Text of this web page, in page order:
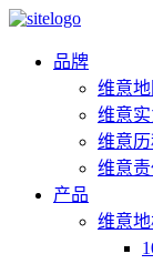
品牌
维意地
维意
维意
维意
产品
维意